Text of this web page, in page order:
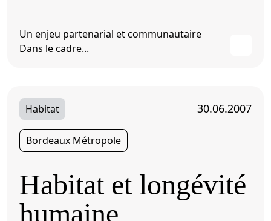
Un enjeu partenarial et communautaire
Dans le cadre...
Habitat 30.06.2007
Bordeaux Métropole
Habitat et longévité
humaine